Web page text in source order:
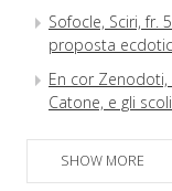
Sofocle, Sciri, fr.
proposta
En cor Zenodoti,
Catone, e gli
La prerogativa
7, 54 W.2)
SHOW MORE